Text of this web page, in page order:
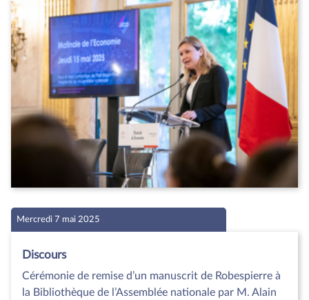
Mercredi 7 mai 2025
Discours
Cérémonie de remise d’un manuscrit de Robespierre à
la Bibliothèque de l’Assemblée nationale par M. Alain